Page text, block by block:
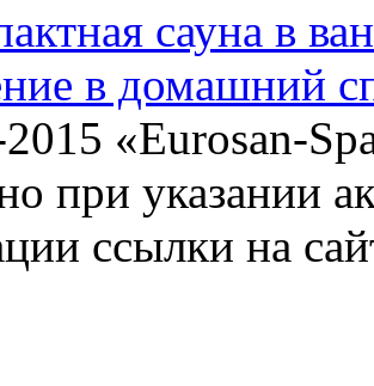
сауна в
в домашний
«Eurosan-
при указании
ссылки на